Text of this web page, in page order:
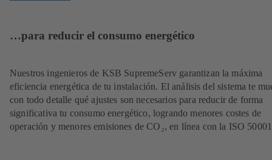
…para reducir el consumo energético
Nuestros ingenieros de KSB SupremeServ garantizan la máxima
eficiencia energética de tu instalación. El análisis del sistema te
con todo detalle qué ajustes son necesarios para reducir de forma
significativa tu consumo energético, logrando menores costes de
operación y menores emisiones de CO₂, en línea con la ISO